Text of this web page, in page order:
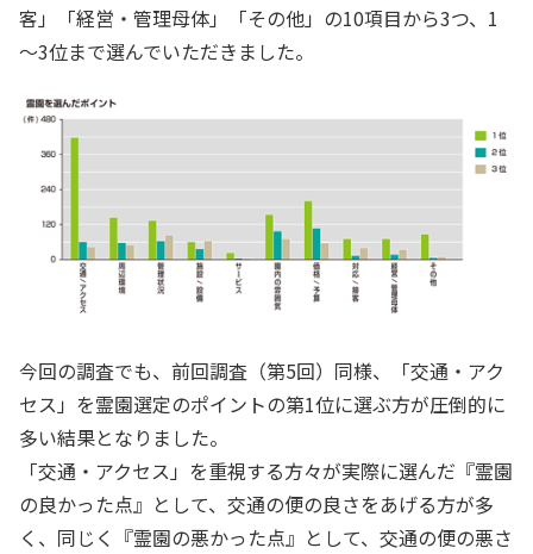
客」「経営・管理母体」「その他」の10項目から3つ、1
～3位まで選んでいただきました。
今回の調査でも、前回調査（第5回）同様、「交通・アク
セス」を霊園選定のポイントの第1位に選ぶ方が圧倒的に
多い結果となりました。
「交通・アクセス」を重視する方々が実際に選んだ『霊園
の良かった点』として、交通の便の良さをあげる方が多
く、同じく『霊園の悪かった点』として、交通の便の悪さ